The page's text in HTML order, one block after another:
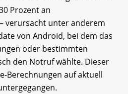
Prozent an
verursacht unter anderem
von Android, bei dem das
oder bestimmten
den Notruf wählte. Dieser
Berechnungen auf aktuell